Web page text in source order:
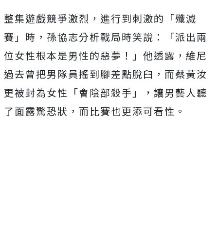
整集遊戲競爭激烈，進行到刺激的「殲滅
賽」時， 孫協志分析戰局時笑說：「派出兩
位女性根本是男性的惡夢！」 他透露，維尼
過去曾把男隊員搖到腳差點脫臼， 而蔡黃汝
更被封為女性「會陰部殺手」，讓男藝人聽
了面露驚恐狀， 而比賽也更添可看性。